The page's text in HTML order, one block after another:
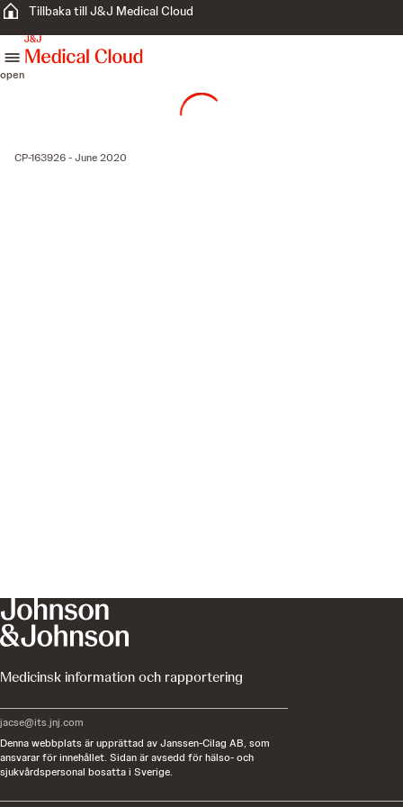
Tillbaka till J&J Medical Cloud
open
CP-163926 - June 2020
Medicinsk information och rapportering
jacse@its.jnj.com
Denna webbplats är upprättad av Janssen-Cilag AB, som
ansvarar för innehållet. Sidan är avsedd för hälso- och
sjukvårdspersonal bosatta i Sverige.